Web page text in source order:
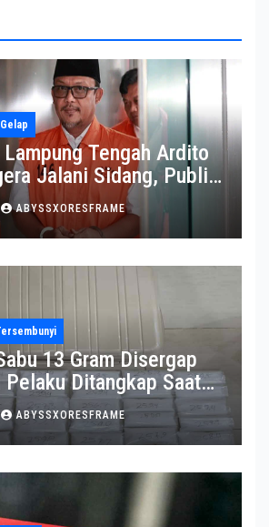
Tengah Ardito
Jalani Sidang, Publik
ABYSSXORESFRAME
13 Gram Disergap
Ditangkap Saat
Di Tempat
ABYSSXORESFRAME